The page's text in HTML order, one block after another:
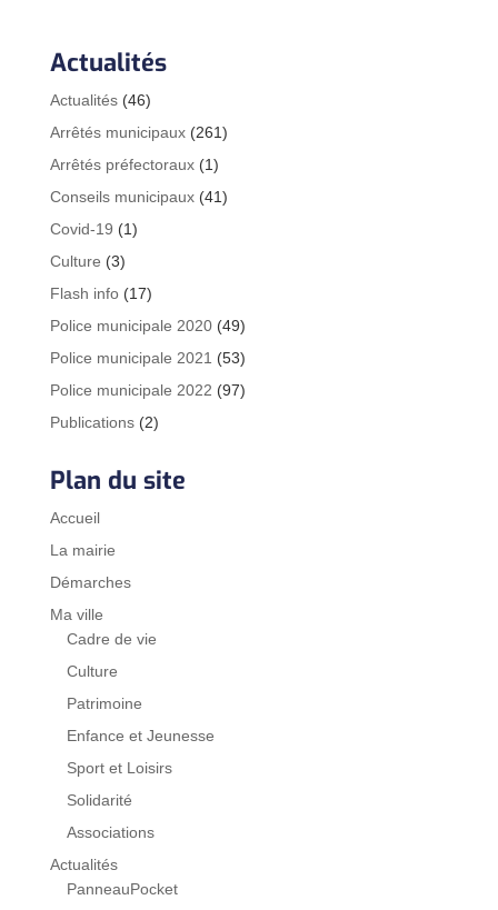
Actualités
Actualités(46)
Arrêtés municipaux(261)
Arrêtés préfectoraux(1)
Conseils municipaux(41)
Covid-19 (1)
Culture (3)
Flash info(17)
Police municipale 2020(49)
Police municipale 2021 (53)
Police municipale 2022 (97)
Publications(2)
Plan du site
Accueil
La mairie
Démarches
Ma ville
Cadre de vie
Culture
Patrimoine
Enfance et Jeunesse
Sport et Loisirs
Solidarité
Associations
Actualités
PanneauPocket